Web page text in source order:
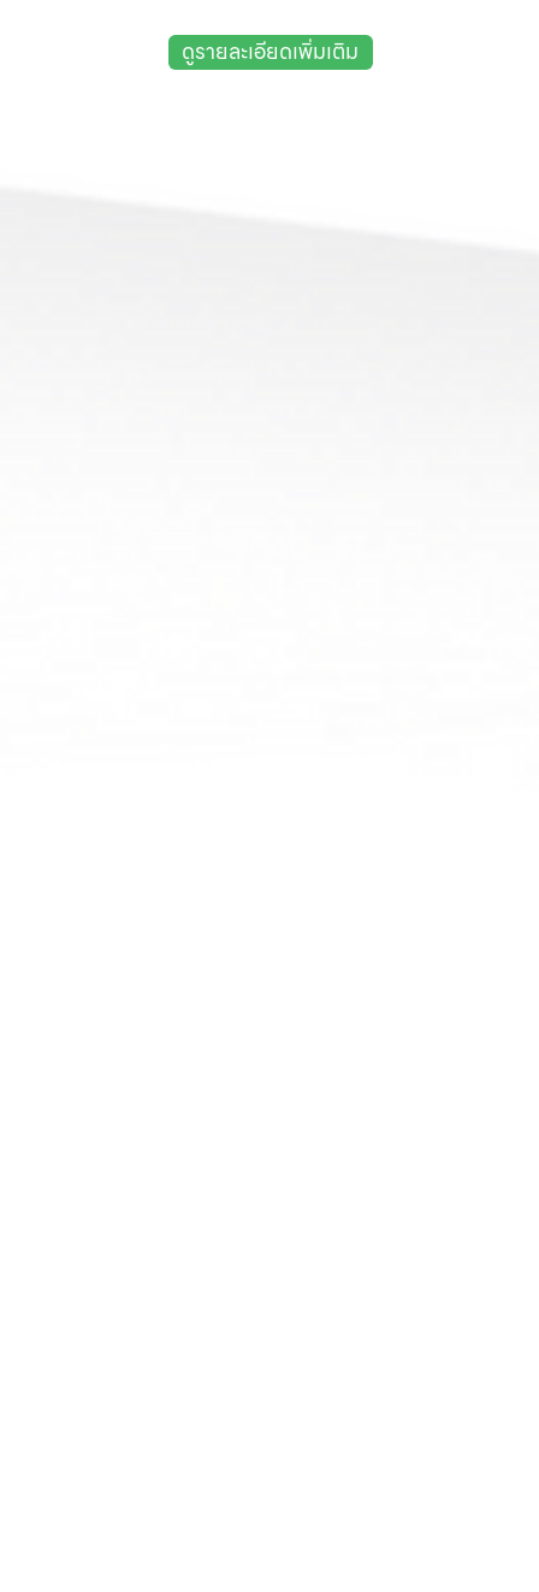
ดูรายละเอียดเพิ่มเติม